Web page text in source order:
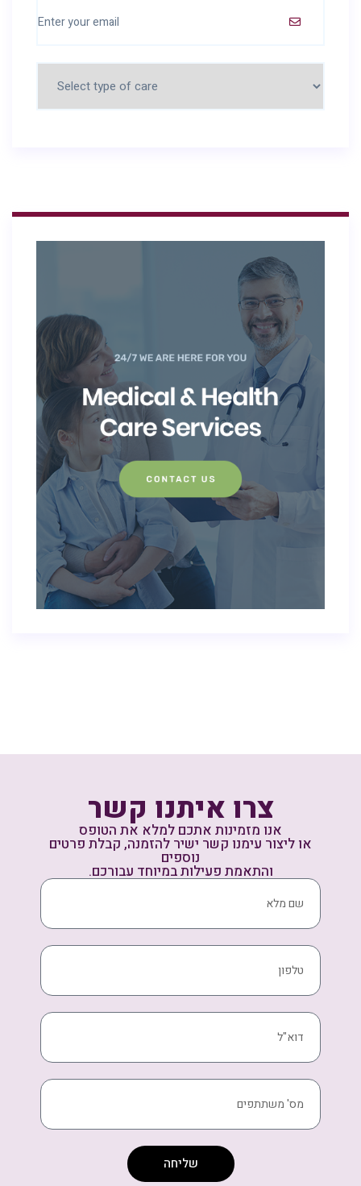
צרו איתנו קשר
אנו מזמינות אתכם למלא את הטופס
או ליצור עימנו קשר ישיר להזמנה, קבלת פרטים
נוספים
והתאמת פעילות במיוחד עבורכם.
שליחה